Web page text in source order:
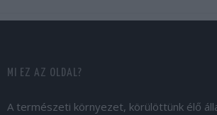
MI EZ AZ OLDAL?
A természeti környezet, körülöttünk élő